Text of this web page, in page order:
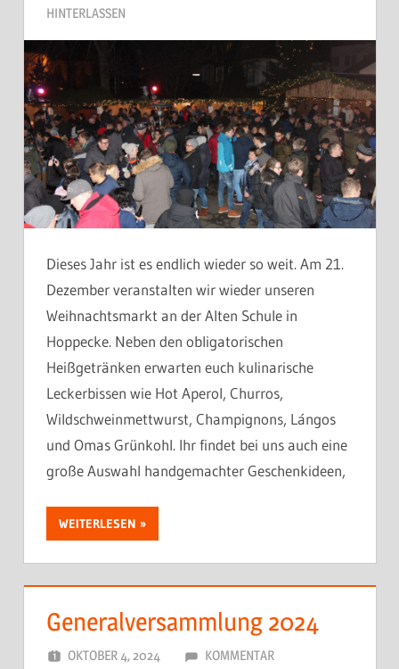
HINTERLASSEN
Dieses Jahr ist es endlich wieder so weit. Am 21.
Dezember veranstalten wir wieder unseren
Weihnachtsmarkt an der Alten Schule in
Hoppecke. Neben den obligatorischen
Heißgetränken erwarten euch kulinarische
Leckerbissen wie Hot Aperol, Churros,
Wildschweinmettwurst, Champignons, Lángos
und Omas Grünkohl. Ihr findet bei uns auch eine
große Auswahl handgemachter Geschenkideen,
WEITERLESEN
Generalversammlung 2024
OKTOBER 4, 2024 DORFJUGEND
KOMMENTAR